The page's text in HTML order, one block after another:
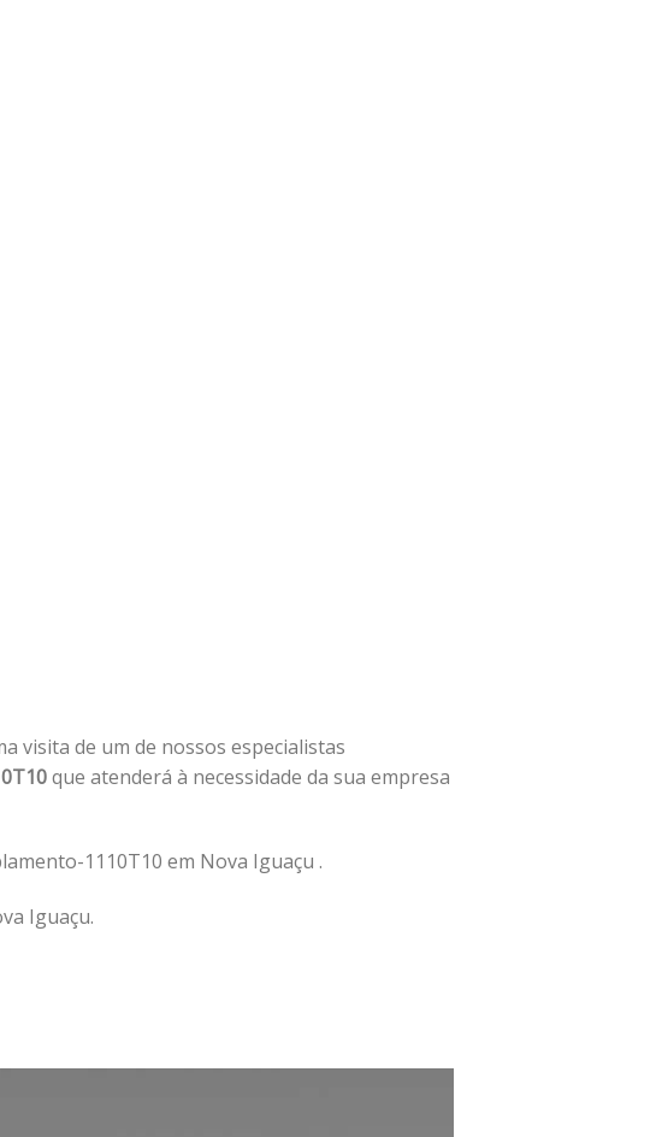
visita de um de nossos especialistas
que atenderá à necessidade da sua empresa
1110T10 em Nova Iguaçu .
Iguaçu.